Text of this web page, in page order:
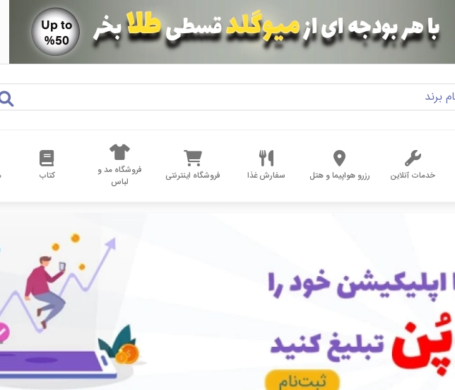
خدمات آنلاین رزرو هواپیما و هتل سفارش غذا فروشگاه اینترنتی
فروشگاه مد و
لباس
کتاب